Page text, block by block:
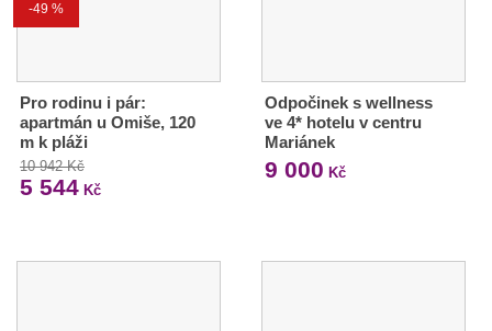
-49 %
Pro rodinu i pár:
apartmán u Omiše, 120
m k pláži
10 942 Kč
5 544 Kč
Odpočinek s wellness
ve 4* hotelu v centru
Mariánek
9 000 Kč